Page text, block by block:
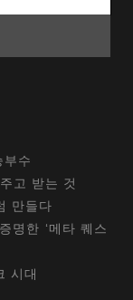
수
고 받는 것
만들다
명한 ‘메타 퀘스
시대